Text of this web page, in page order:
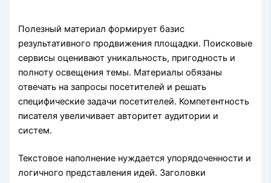
Полезный материал формирует базис
результативного продвижения площадки. Поисковые
сервисы оценивают уникальность, пригодность и
полноту освещения темы. Материалы обязаны
отвечать на запросы посетителей и решать
специфические задачи посетителей. Компетентность
писателя увеличивает авторитет аудитории и
систем.
Текстовое наполнение нуждается упорядоченности и
логичного представления идей. Заголовки